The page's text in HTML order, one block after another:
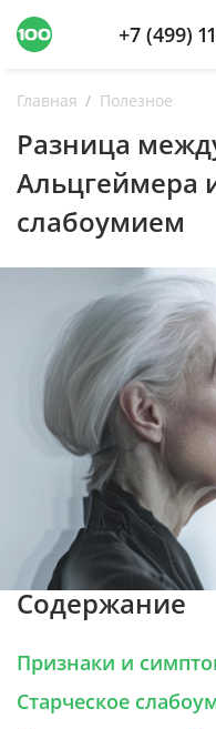
+7 (499)
Главная Полезное
Разница
Альцгеймера
слабоумием
Содержание
Признаки и
Старческое